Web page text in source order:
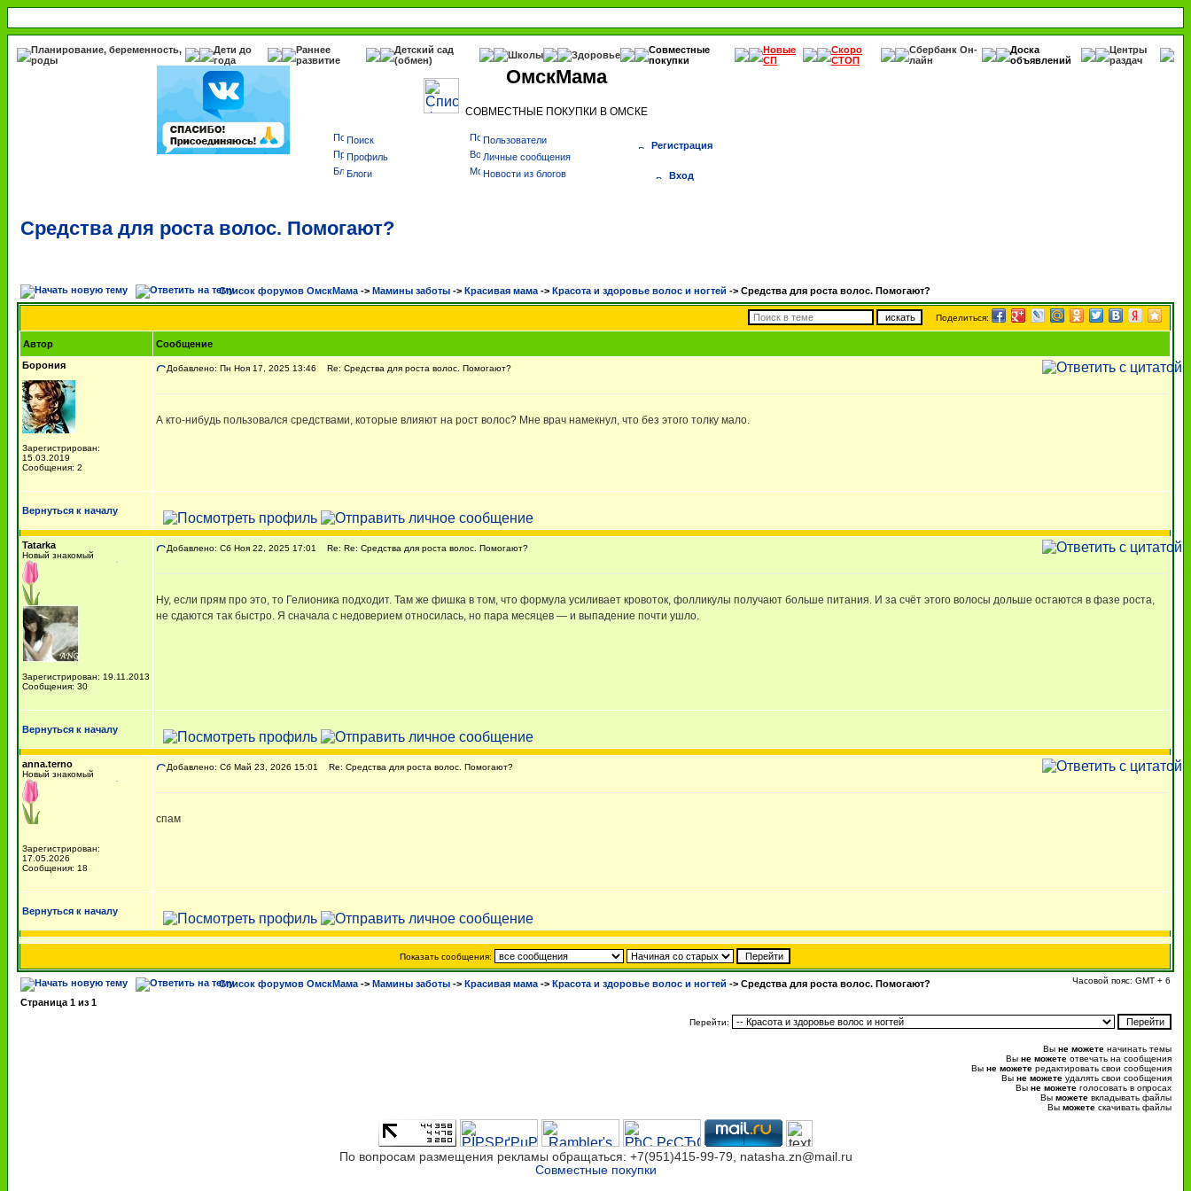
Планирование, беременность,
роды
Дети до
года
Раннее
развитие
Детский сад
(обмен)
Школы Здоровье
Совместные
покупки
Новые
СП
Скоро
СТОП
Сбербанк Он-
лайн
Доска
объявлений
Центры
раздач
ОмскМама
СОВМЕСТНЫЕ ПОКУПКИ В ОМСКЕ
Поиск
Пользователи
Профиль
Личные сообщения
Блоги
Новости из блогов
Регистрация
Вход
Средства для роста волос. Помогают?
Список форумов ОмскМама -> Мамины заботы -> Красивая мама -> Красота и здоровье волос и ногтей -> Средства для роста волос. Помогают?
Поделиться:
Автор
Сообщение
Борония
Зарегистрирован:
15.03.2019
Сообщения: 2
Добавлено: Пн Ноя 17, 2025 13:46 Re: Средства для роста волос. Помогают?
А кто-нибудь пользовался средствами, которые влияют на рост волос? Мне врач намекнул, что без этого толку мало.
Вернуться к началу
Tatarka
Новый знакомый
Зарегистрирован: 19.11.2013
Сообщения: 30
Добавлено: Сб Ноя 22, 2025 17:01 Re: Re: Средства для роста волос. Помогают?
Ну, если прям про это, то Гелионика подходит. Там же фишка в том, что формула усиливает кровоток, фолликулы получают больше питания. И за счёт этого волосы дольше остаются в фазе роста,
не сдаются так быстро. Я сначала с недоверием относилась, но пара месяцев — и выпадение почти ушло.
Вернуться к началу
anna.terno
Новый знакомый
Зарегистрирован:
17.05.2026
Сообщения: 18
Добавлено: Сб Май 23, 2026 15:01 Re: Средства для роста волос. Помогают?
спам
Вернуться к началу
Показать сообщения:
Список форумов ОмскМама -> Мамины заботы -> Красивая мама -> Красота и здоровье волос и ногтей -> Средства для роста волос. Помогают? Часовой пояс: GMT + 6
Страница 1 из 1
Перейти:
Вы не можете начинать темы
Вы не можете отвечать на сообщения
Вы не можете редактировать свои сообщения
Вы не можете удалять свои сообщения
Вы не можете голосовать в опросах
Вы можете вкладывать файлы
Вы можете скачивать файлы
По вопросам размещения рекламы обращаться: +7(951)415-99-79, natasha.zn@mail.ru
Совместные покупки